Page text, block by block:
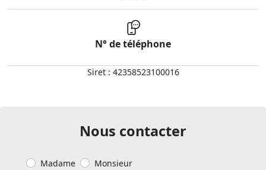
N° de téléphone
Siret : 42358523100016
Nous contacter
Madame Monsieur